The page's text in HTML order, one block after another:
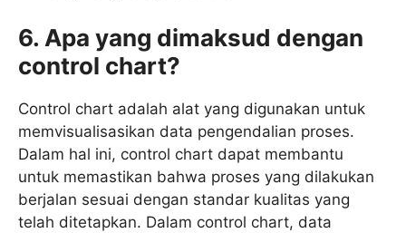
6. Apa yang dimaksud dengan
control chart?
Control chart adalah alat yang digunakan untuk
memvisualisasikan data pengendalian proses.
Dalam hal ini, control chart dapat membantu
untuk memastikan bahwa proses yang dilakukan
berjalan sesuai dengan standar kualitas yang
telah ditetapkan. Dalam control chart, data